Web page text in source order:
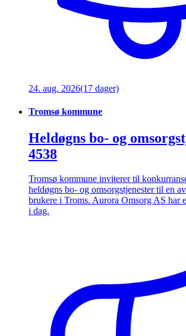
24. aug. 2026(17 dager)
Tromsø kommune
Heldøgns bo- og
4538
Tromsø kommune inviterer til
heldøgns bo- og omsorgstjenester til en
brukere i Troms. Aurora Omsorg AS har
i dag.